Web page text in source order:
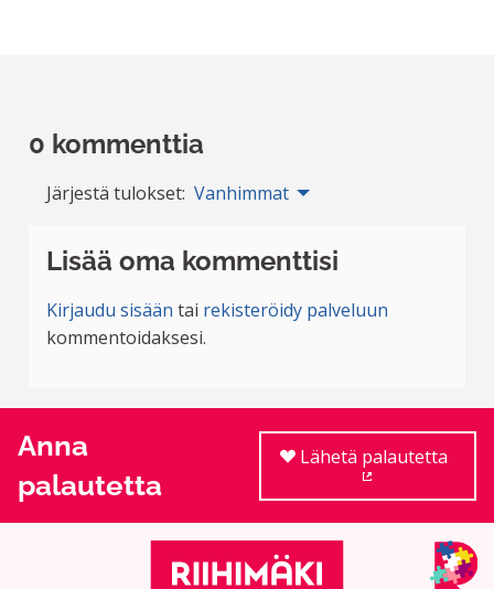
0 kommenttia
Järjestä tulokset: Vanhimmat
Lisää oma kommenttisi
Kirjaudu sisään tai rekisteröidy palveluun
kommentoidaksesi.
Anna
palautetta
Lähetä palautetta